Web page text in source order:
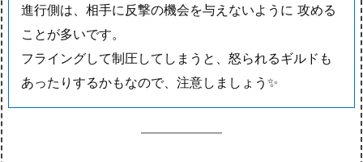
進行側は、相手に反撃の機会を与えないように 攻める
ことが多いです。
フライングして制圧してしまうと、怒られるギルドも
あったりするかもなので、注意しましょう✨